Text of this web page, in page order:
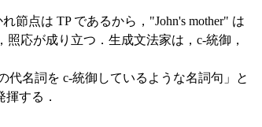
節点は TP であるから，"John's mother" は
照応が成り立つ．生成文法家は，c-統御，
代名詞を c-統御しているような名詞句」と
する．